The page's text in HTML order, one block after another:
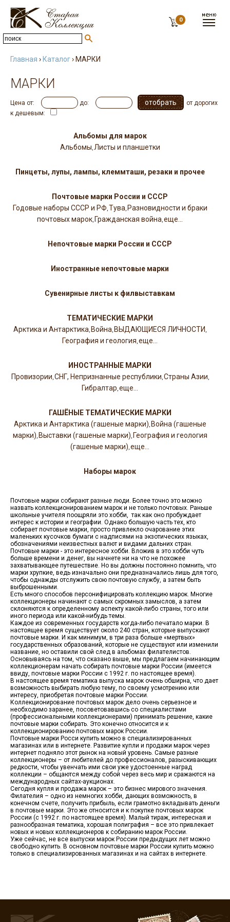
0
Главная › Каталог› МАРКИ
МАРКИ
Цена от: до:
от дорогих
к дешевым:
Альбомы для марок
Альбомы,Листы и планшетки
Пинцеты, лупы, лампы, клеммташи, резаки и прочее
Почтовые марки России и СССР
Годовые наборы СССР и РФ,Тува, Разновидности и браки
почтовых марок, Гражданская война,еще...
Непочтовые марки России и СССР
Иностранные непочтовые марки
Сувенирные листы к филвыставкам
ТЕМАТИЧЕСКИЕ МАРКИ
Арктика и Антарктика, Война, ВЫДАЮЩИЕСЯ ЛИЧНОСТИ ,
География и геология,еще...
ИНОСТРАННЫЕ МАРКИ
Провизории,СНГ, Непризнанные республики,Страны Азии,
Гибралтар,еще...
ГАШЁНЫЕ ТЕМАТИЧЕСКИЕ МАРКИ
Арктика и Антарктика (гашеные марки), Война (гашеные
марки), Выставки (гашеные марки), География и геология
(гашеные марки),еще...
Наборы марок
Почтовые марки собирают разные люди. Более точно это можно
назвать коллекционированием марок и не только почтовых. Раньше
школьные учителя поощряли это хобби, так как оно пробуждает
интерес к истории и географии. Однако большую часть тех, кто
собирает почтовые марки, просто привлекло очарование этих
маленьких кусочков бумаги с надписями на экзотических языках,
обозначениями неизвестных валют и видами дальних стран.
Почтовые марки - это интересное хобби. Вложив в это хобби чуть
больше времени и денег, вы начнете ни на что не похожее
захватывающее путешествие. Но вы должны постоянно помнить, что
марки хрупкие, ведь изначально они предназначались лишь для того,
чтобы однажды отслужить свою почтовую службу, а затем быть
выброшенными.
Есть много способов персонифицировать коллекцию марок. Многие
коллекционеры начинают с самых скромных замыслов, а затем
склоняются к определенному аспекту какой-либо страны, того или
иного периода или какой-нибудь темы.
Каждое из современных государств когда-либо печатало марки. В
настоящее время существует около 240 стран, которые выпускают
почтовые марки. И как минимум, в три раза больше «мертвых»
государственных образований, которые не существуют или изменили
название, но оставили свой след в альбомах филателистов.
Основываясь на том, что сказано выше, мы предлагаем начинающим
коллекционерам начать собирать почтовые марки России (имеется
ввиду, почтовые марки России с 1992 г. по настоящее время).
В настоящее время тематика выпуска марок очень обширна, что дает
возможность выбирать любую тему, по своему усмотрению или
интересу, приобретая почтовые марки России.
Коллекционирование почтовых марок дело очень серьезное и
необходимо заранее, посоветовавшись со специалистами
(профессиональными коллекционерами) принимать решение, какие
почтовые марки собирать. Это конечно относится и к
коллекционированию почтовых марок России.
Почтовые марки Росси купить можно в специализированных
магазинах или в интернете. Развитие купли и продажи марок через
интернет подняло этот рынок на новый уровень. Самые разные
коллекционеры – от любителей до профессионалов, разыскивающих
редкости, чтобы увенчать ими свои уже удостоенные наград
коллекции – общаются между собой через весь мир и сражаются на
международных сайтах-аукционах.
Сегодня купля и продажа марок – это бизнес мирового значения.
Филателия – одно из немногих хобби, дающих возможность, в
конечном счете, получить прибыль, если грамотно вкладывать деньги
в почтовые марки. Это же относится и к покупке почтовых марок
России (с 1992 г. по настоящее время). Малый тираж, интересная и
разнообразная тематика, хорошая полиграфия – все это привлекает
новых и новых коллекционеров к собиранию марок России.
Уже сейчас, не все выпуски марок России предыдущих лет можно
свободно купить. В основном почтовые марки России купить можно
только в специализированных магазинах и на сайтах в интернете.